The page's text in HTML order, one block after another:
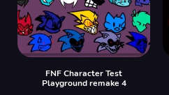
FNF Character Test
Playground remake 4